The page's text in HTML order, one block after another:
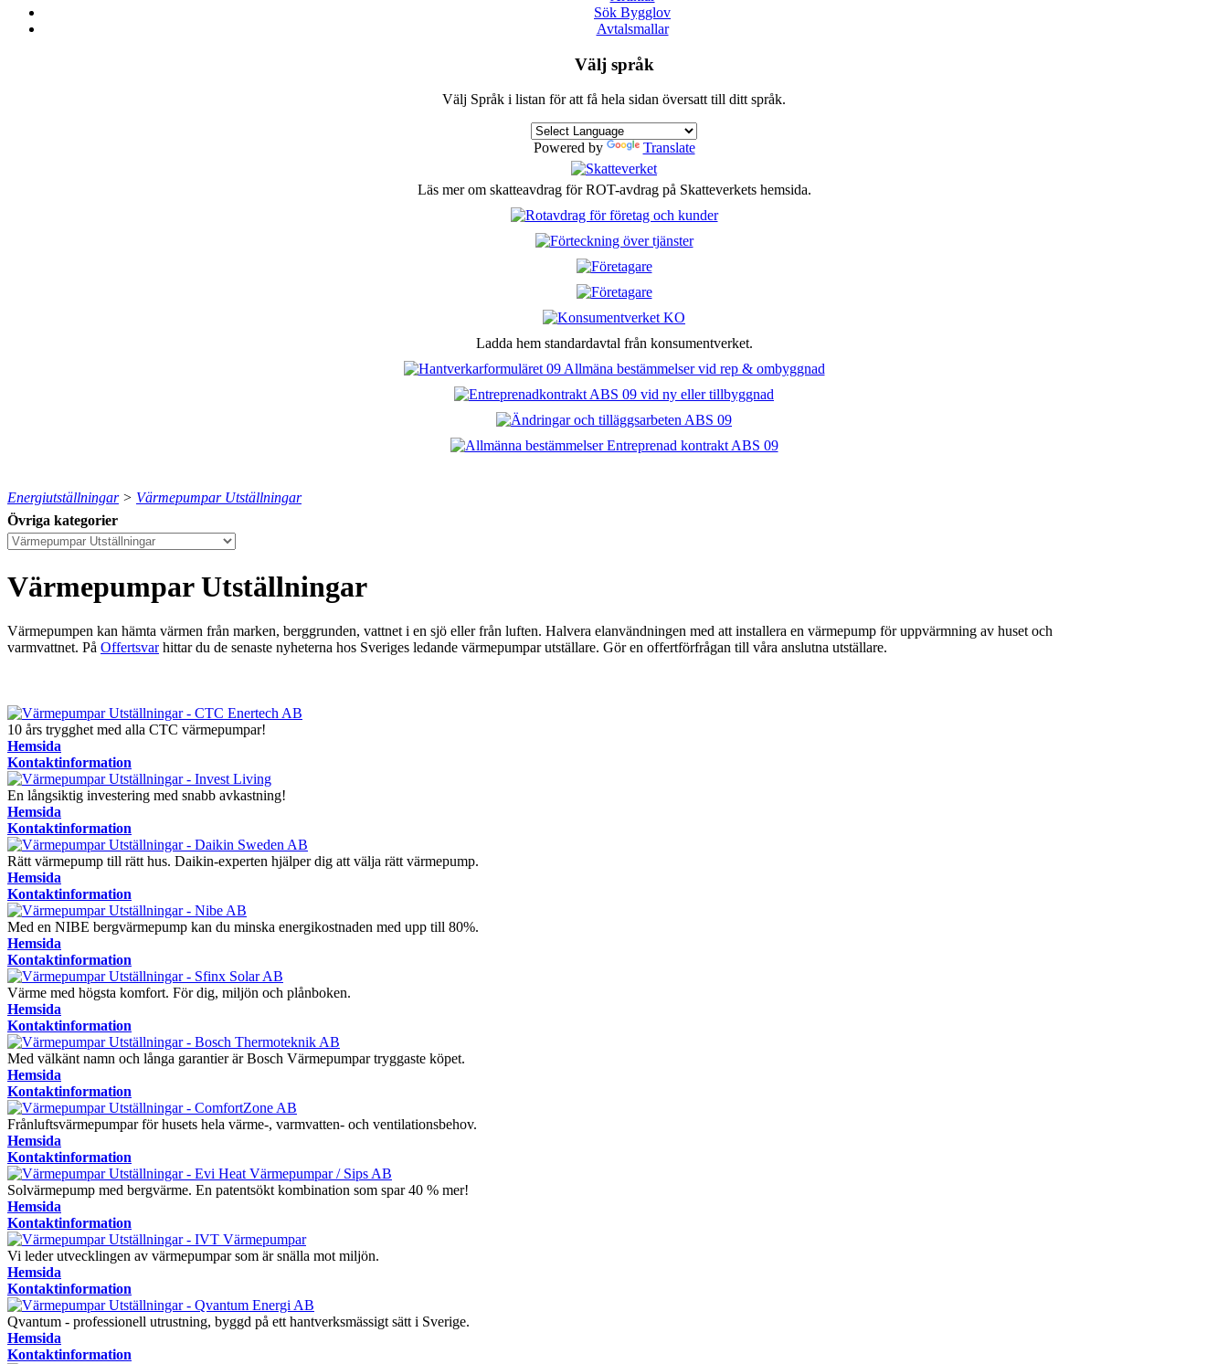
Sök Bygglov
Avtalsmallar
Välj språk
Välj Språk i listan för att få hela sidan översatt till ditt språk.
Powered by Translate
Läs mer om skatteavdrag för ROT-avdrag på Skatteverkets hemsida.
Ladda hem standardavtal från konsumentverket.
Energiutställningar> Värmepumpar Utställningar
Övriga kategorier
Värmepumpar Utställningar
Värmepumpen kan hämta värmen från marken, berggrunden, vattnet i en sjö eller från luften. Halvera elanvändningen med att installera en värmepump för uppvärmning av huset och
varmvattnet. På Offertsvar hittar du de senaste nyheterna hos Sveriges ledande värmepumpar utställare. Gör en offertförfrågan till våra anslutna utställare.
10 års trygghet med alla CTC värmepumpar!
Hemsida
Kontaktinformation
En långsiktig investering med snabb avkastning!
Hemsida
Kontaktinformation
Rätt värmepump till rätt hus. Daikin-experten hjälper dig att välja rätt värmepump.
Hemsida
Kontaktinformation
Med en NIBE bergvärmepump kan du minska energikostnaden med upp till 80%.
Hemsida
Kontaktinformation
Värme med högsta komfort. För dig, miljön och plånboken.
Hemsida
Kontaktinformation
Med välkänt namn och långa garantier är Bosch Värmepumpar tryggaste köpet.
Hemsida
Kontaktinformation
Frånluftsvärmepumpar för husets hela värme-, varmvatten- och ventilationsbehov.
Hemsida
Kontaktinformation
Solvärmepump med bergvärme. En patentsökt kombination som spar 40 % mer!
Hemsida
Kontaktinformation
Vi leder utvecklingen av värmepumpar som är snälla mot miljön.
Hemsida
Kontaktinformation
Qvantum - professionell utrustning, byggd på ett hantverksmässigt sätt i Sverige.
Hemsida
Kontaktinformation